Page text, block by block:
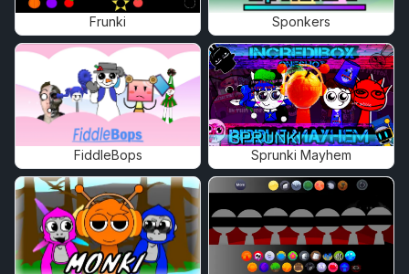
Frunki Sponkers
FiddleBops Sprunki Mayhem